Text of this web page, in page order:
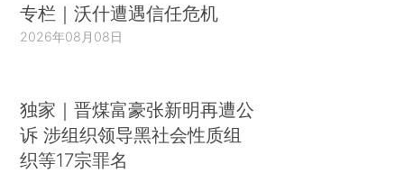
专栏｜沃什遭遇信任危机
2026年08月08日
独家｜晋煤富豪张新明再遭公
诉 涉组织领导黑社会性质组
织等17宗罪名